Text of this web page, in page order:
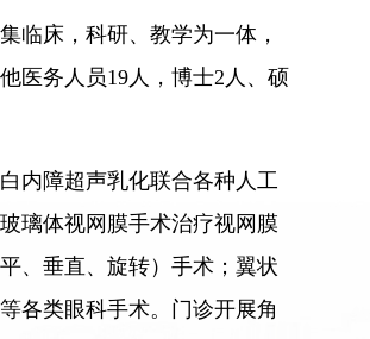
临床，科研、教学为一体，
医务人员19人，博士2人、硕
内障超声乳化联合各种人工
璃体视网膜手术治疗视网膜
、垂直、旋转）手术；翼状
各类眼科手术。门诊开展角